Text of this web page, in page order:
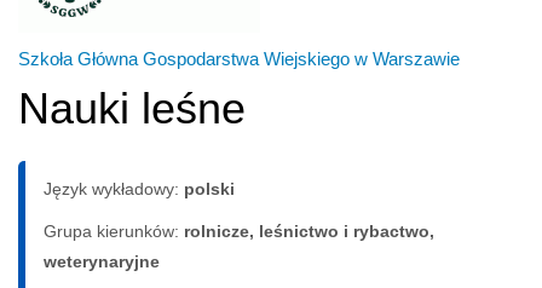
Szkoła Główna Gospodarstwa Wiejskiego w Warszawie
Nauki leśne
Język wykładowy: polski
Grupa kierunków: rolnicze, leśnictwo i rybactwo,
weterynaryjne